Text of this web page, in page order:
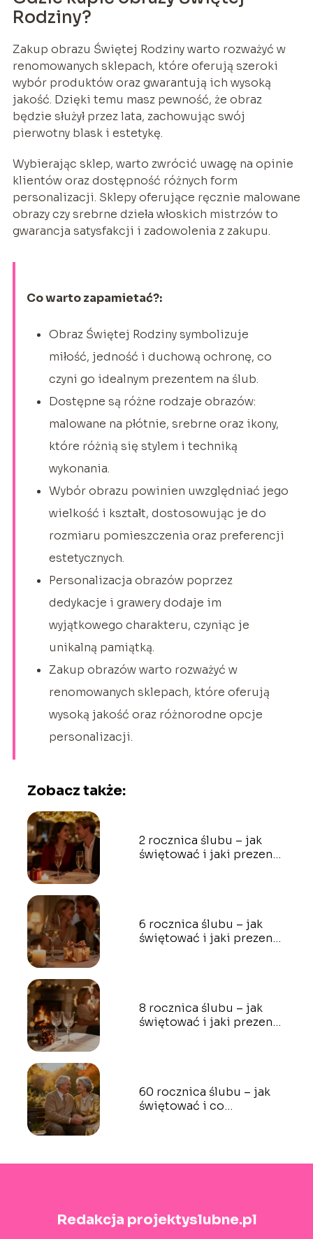
Rodziny?
Zakup obrazu Świętej Rodziny warto rozważyć w
renomowanych sklepach, które oferują szeroki
wybór produktów oraz gwarantują ich wysoką
jakość. Dzięki temu masz pewność, że obraz
będzie służył przez lata, zachowując swój
pierwotny blask i estetykę.
Wybierając sklep, warto zwrócić uwagę na opinie
klientów oraz dostępność różnych form
personalizacji. Sklepy oferujące ręcznie malowane
obrazy czy srebrne dzieła włoskich mistrzów to
gwarancja satysfakcji i zadowolenia z zakupu.
Co warto zapamietać?:
Obraz Świętej Rodziny symbolizuje
miłość, jedność i duchową ochronę, co
czyni go idealnym prezentem na ślub.
Dostępne są różne rodzaje obrazów:
malowane na płótnie, srebrne oraz ikony,
które różnią się stylem i techniką
wykonania.
Wybór obrazu powinien uwzględniać jego
wielkość i kształt, dostosowując je do
rozmiaru pomieszczenia oraz preferencji
estetycznych.
Personalizacja obrazów poprzez
dedykacje i grawery dodaje im
wyjątkowego charakteru, czyniąc je
unikalną pamiątką.
Zakup obrazów warto rozważyć w
renomowanych sklepach, które oferują
wysoką jakość oraz różnorodne opcje
personalizacji.
Zobacz także:
2 rocznica ślubu – jak
świętować i jaki prezent
6 rocznica ślubu – jak
świętować i jaki prezent
8 rocznica ślubu – jak
świętować i jaki prezent
60 rocznica ślubu – jak
świętować i co
Redakcja projektyslubne.pl